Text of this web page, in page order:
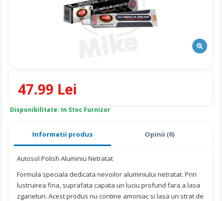
Informatii produs Opinii (0)
Autosol Polish Aluminiu Netratat
Formula speciala dedicata nevoilor aluminiului netratat. Prin
lustruirea fina, suprafata capata un luciu profund fara a lasa
zgarieturi. Acest produs nu contine amoniac si lasa un strat de
Disponibilitate: In Stoc Furnizor
47.99 Lei